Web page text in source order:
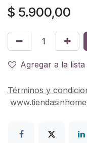
$ 5.900,00
Agregar a la lista
Términos y